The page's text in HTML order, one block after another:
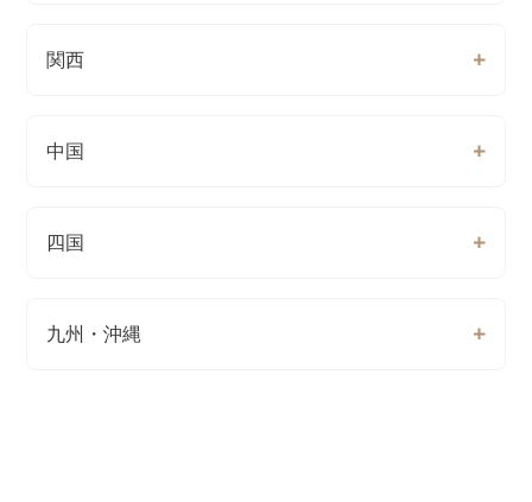
関西
中国
四国
九州・沖縄